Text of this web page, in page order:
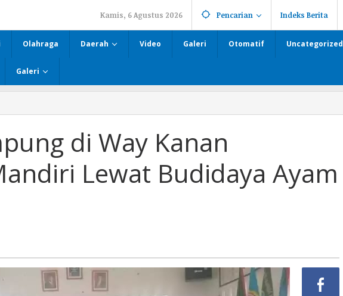
Kamis, 6 Agustus 2026 Pencarian Indeks Berita
Olahraga Daerah Video Galeri Otomatif Uncategorized
Galeri
di Way Kanan
Lewat Budidaya Ayam